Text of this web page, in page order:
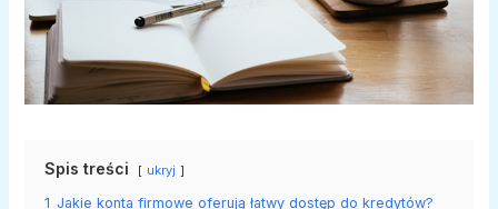
Spis treści ukryj
1 Jakie konta firmowe oferują łatwy dostęp do kredytów?